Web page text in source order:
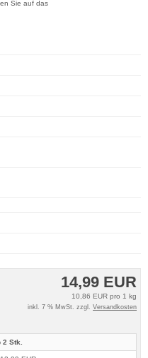
Sie auf das
14,99 EUR
10,86 EUR pro 1 kg
inkl. 7 % MwSt. zzgl. Versandkosten
2 Stk.